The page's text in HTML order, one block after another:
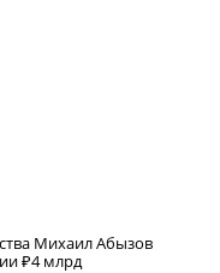
Михаил Абызов
₽4 млрд